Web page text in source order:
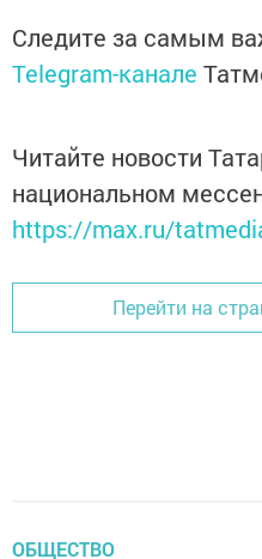
Следите за самым
Telegram-канале
Читайте новости
национальном
https://max.ru/
Перейти на
ОБЩЕСТВО